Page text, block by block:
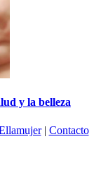
y la belleza
| Contacto